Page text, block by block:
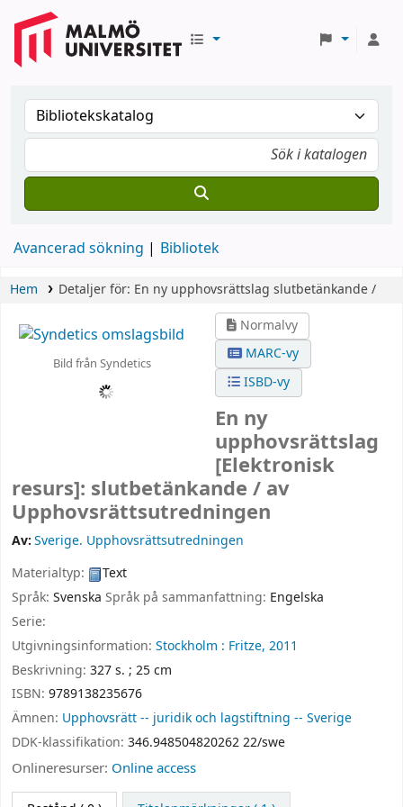
Avancerad sökning Bibliotek
Hem Detaljer för: En ny upphovsrättslag slutbetänkande /
Bild från Syndetics
Normalvy
MARC-vy
ISBD-vy
En ny
upphovsrättslag
[Elektronisk
resurs]: slutbetänkande / av
Upphovsrättsutredningen
Av:Sverige. Upphovsrättsutredningen
Materialtyp:
Text
Språk: Svenska Språk på sammanfattning: Engelska
Serie:
Utgivningsinformation: Stockholm : Fritze, 2011
Beskrivning: 327 s. ; 25 cm
ISBN: 9789138235676
Ämnen: Upphovsrätt -- juridik och lagstiftning -- Sverige
DDK-klassifikation: 346.948504820262 22/swe
Onlineresurser: Online access